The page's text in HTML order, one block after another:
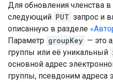
Для обновления членства в
следующий PUT запрос и
описанную в разделе
Параметр groupKey — это
группы или её уникальный
основной адрес
группы, псевдоним адреса